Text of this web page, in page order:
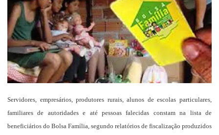
Servidores, empresários, produtores rurais, alunos de escolas particulares,
familiares de autoridades e até pessoas falecidas constam na lista de
beneficiários do Bolsa Família, segundo relatórios de fiscalização produzidos